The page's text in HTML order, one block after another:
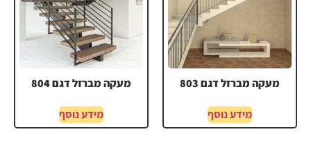
מעקה מברזל דגם 803
מידע נוסף
מעקה מברזל דגם 804
מידע נוסף